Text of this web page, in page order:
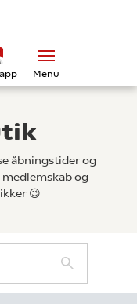
Menu
åbningstider og
og
😉